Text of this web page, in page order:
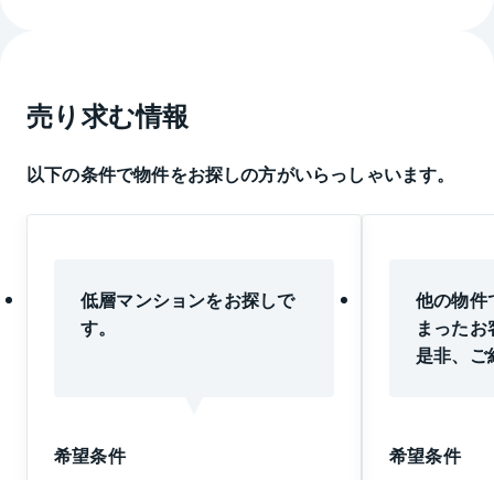
売り求む情報
以下の条件で物件をお探しの方がいらっしゃいます。
低層マンションをお探しで
す。
希望条件
他の物件
まった
是非、ご
希望条件